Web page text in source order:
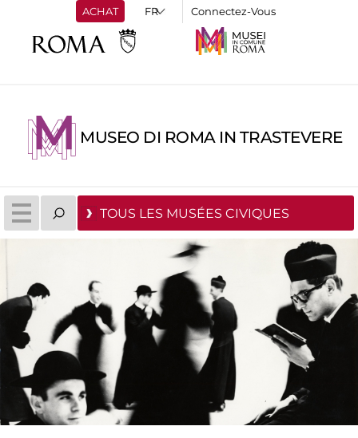
ACHAT Connectez-Vous
MUSEO DI ROMA IN TRASTEVERE
TOUS LES MUSÉES CIVIQUES